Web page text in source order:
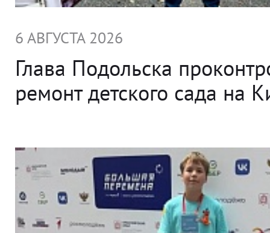
6 АВГУСТА 2026
Глава Подольска
ремонт детского сада на